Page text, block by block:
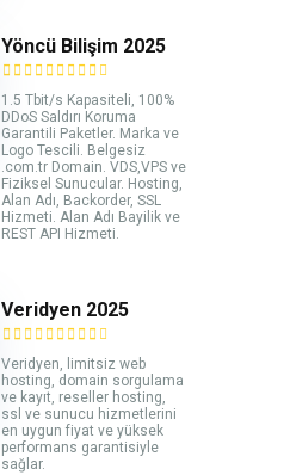
Yöncü Bilişim 2025
1.5 Tbit/s Kapasiteli, 100%
DDoS Saldırı Koruma
Garantili Paketler. Marka ve
Logo Tescili. Belgesiz
.com.tr Domain. VDS,VPS ve
Fiziksel Sunucular. Hosting,
Alan Adı, Backorder, SSL
Hizmeti. Alan Adı Bayilik ve
REST API Hizmeti.
Veridyen 2025
Veridyen, limitsiz web
hosting, domain sorgulama
ve kayıt, reseller hosting,
ssl ve sunucu hizmetlerini
en uygun fiyat ve yüksek
performans garantisiyle
sağlar.